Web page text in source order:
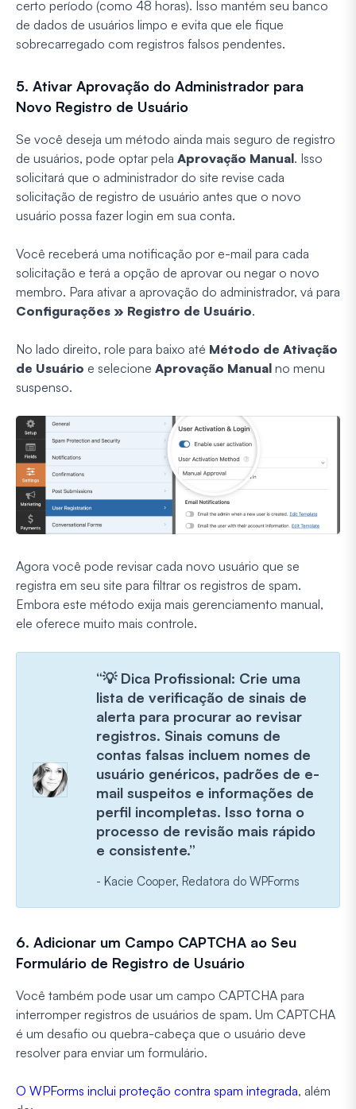
certo período (como 48 horas). Isso mantém seu banco
de dados de usuários limpo e evita que ele fique
sobrecarregado com registros falsos pendentes.
5. Ativar Aprovação do Administrador para
Novo Registro de Usuário
Se você deseja um método ainda mais seguro de registro
de usuários, pode optar pela Aprovação Manual. Isso
solicitará que o administrador do site revise cada
solicitação de registro de usuário antes que o novo
usuário possa fazer login em sua conta.
Você receberá uma notificação por e-mail para cada
solicitação e terá a opção de aprovar ou negar o novo
membro. Para ativar a aprovação do administrador, vá para
Configurações » Registro de Usuário.
No lado direito, role para baixo até Método de Ativação
de Usuário e selecione Aprovação Manual no menu
suspenso.
Agora você pode revisar cada novo usuário que se
registra em seu site para filtrar os registros de spam.
Embora este método exija mais gerenciamento manual,
ele oferece muito mais controle.
“💡 Dica Profissional: Crie uma
lista de verificação de sinais de
alerta para procurar ao revisar
registros. Sinais comuns de
contas falsas incluem nomes de
usuário genéricos, padrões de e-
mail suspeitos e informações de
perfil incompletas. Isso torna o
processo de revisão mais rápido
e consistente.”
- Kacie Cooper, Redatora do WPForms
6. Adicionar um Campo CAPTCHA ao Seu
Formulário de Registro de Usuário
Você também pode usar um campo CAPTCHA para
interromper registros de usuários de spam. Um CAPTCHA
é um desafio ou quebra-cabeça que o usuário deve
resolver para enviar um formulário.
O WPForms inclui proteção contra spam integrada, além